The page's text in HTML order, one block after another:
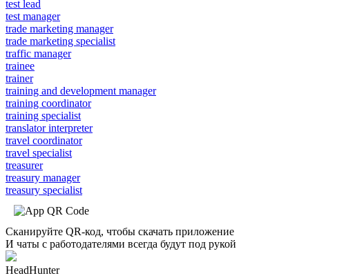
test lead
test manager
trade marketing manager
trade marketing specialist
traffic manager
trainee
trainer
training and development manager
training coordinator
training specialist
translator interpreter
travel coordinator
travel specialist
treasurer
treasury manager
treasury specialist
Сканируйте QR-код, чтобы скачать приложение
И чаты с работодателями всегда будут под рукой
HeadHunter